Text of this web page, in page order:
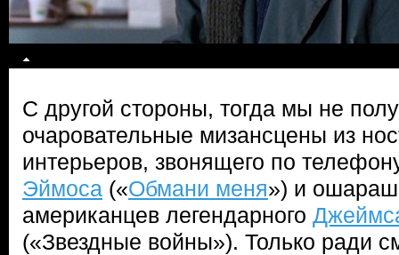
С другой стороны, тогда мы не
очаровательные мизансцены из
интерьеров, звонящего по
Эймоса («Обмани меня») и
американцев легендарного
(«Звездные войны»). Только ради